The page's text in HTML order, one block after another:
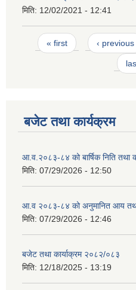
मिति: 12/02/2021 - 12:41
Pages
« first ‹ previous
बजेट तथा कार्यक्रम
आ.व.२०८३-८४ को बार्षिक निति तथा
मिति: 07/29/2026 - 12:50
आ.व २०८३-८४ को अनुमानित आय तथा
मिति: 07/29/2026 - 12:46
बजेट तथा कार्याक्रम २०८२/०८३
मिति: 12/18/2025 - 13:19